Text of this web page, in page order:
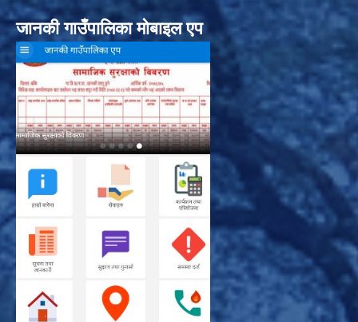
जानकी गाउँपालिका मोबाइल एप